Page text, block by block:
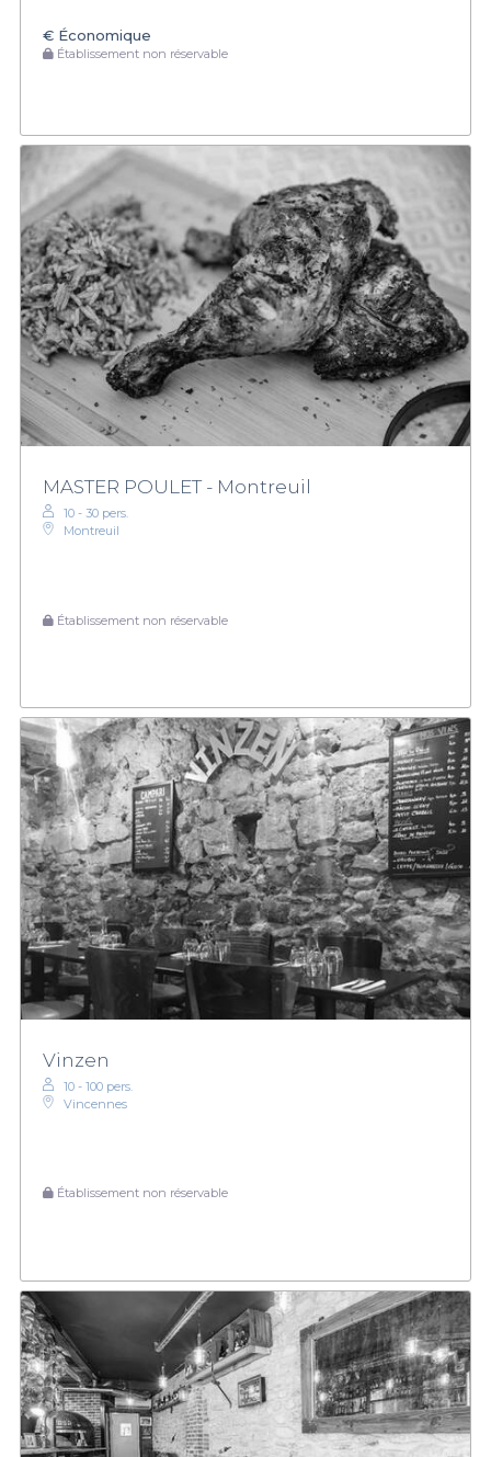
€ Économique
Établissement non réservable
MASTER POULET - Montreuil
10 - 30 pers.
Montreuil
Établissement non réservable
Vinzen
10 - 100 pers.
Vincennes
Établissement non réservable